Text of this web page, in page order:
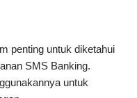
penting untuk diketahui
SMS Banking.
untuk